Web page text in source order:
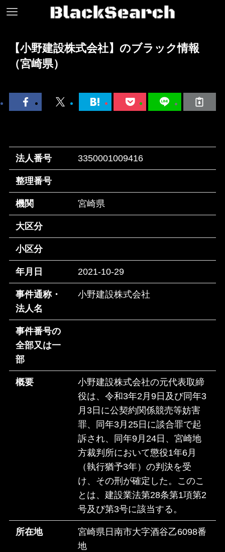
【小野建設株式会社】のブラック情報
（宮崎県）
法人番号 3350001009416
整理番号
機関 宮崎県
大区分
小区分
年月日 2021-10-29
事件通称・
法人名
小野建設株式会社
事件番号の
全部又は一
部
概要
小野建設株式会社の元代表取締
役は、令和3年2月9日及び同年3
月3日に公契約関係競売等妨害
罪、同年3月25日に談合罪で起
訴され、同年9月24日、宮崎地
方裁判所において懲役1年6月
（執行猶予3年）の判決を受
け、その刑が確定した。このこ
とは、建設業法第28条第1項第2
号及び第3号に該当する。
所在地
宮崎県日南市大字酒谷乙6098番
地